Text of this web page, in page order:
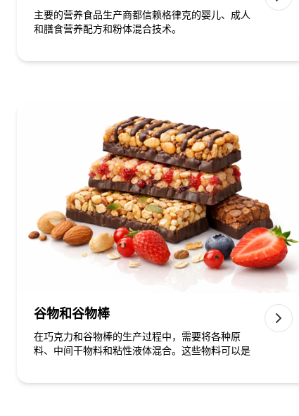
主要的营养食品生产商都信赖格律克的婴儿、成人
和膳食营养配方和粉体混合技术。
谷物和谷物棒
在巧克力和谷物棒的生产过程中，需要将各种原
料、中间干物料和粘性液体混合。这些物料可以是